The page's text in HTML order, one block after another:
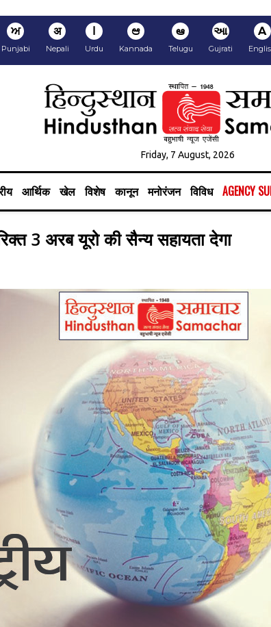
ਅ
Punjabi
अ
Nepali
ا
Urdu
ಆ
Kannada
ఆ
Telugu
આ
Gujrati
A
Friday, 7 August, 2026
आर्थिक खेल विशेष कानून मनोरंजन विविध AGENCY
3 अरब यूरो की सैन्य सहायता देगा